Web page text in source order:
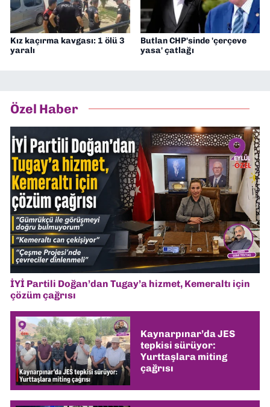
Kız kaçırma kavgası: 1 ölü 3
yaralı
Butlan CHP'sinde 'çerçeve
yasa' çatlağı
Özel Haber
İYİ Partili Doğan’dan Tugay’a hizmet, Kemeraltı için
çözüm çağrısı
Kaynarpınar’da JES
tepkisi sürüyor:
Yurttaşlara miting
çağrısı